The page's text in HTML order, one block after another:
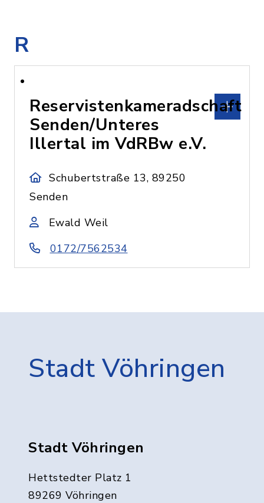
R
Reservistenkameradschaft
Senden/Unteres
Illertal im VdRBw e.V.
Schubertstraße 13, 89250
Senden
Ewald Weil
0172/7562534
Stadt Vöhringen
Stadt Vöhringen
Hettstedter Platz 1
89269 Vöhringen